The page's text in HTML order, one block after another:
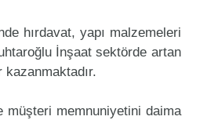
hırdavat, yapı malzemeleri
İnşaat sektörde artan
kazanmaktadır.
müşteri memnuniyetini daima